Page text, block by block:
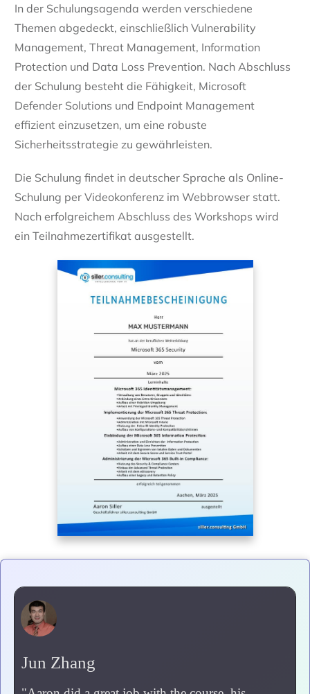
In der Schulungsagenda werden verschiedene
Themen abgedeckt, einschließlich Vulnerability
Management, Threat Management, Information
Protection und Data Loss Prevention. Nach Abschluss
der Schulung besteht die Fähigkeit, Microsoft
Defender Solutions und Endpoint Management
effizient einzusetzen, um eine robuste
Sicherheitsstrategie zu gewährleisten.
Die Schulung findet in deutscher Sprache als Online-
Schulung per Videokonferenz im Webbrowser statt.
Nach erfolgreichem Abschluss des Workshops wird
ein Teilnahmezertifikat ausgestellt.
Jun Zhang